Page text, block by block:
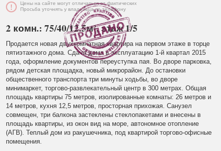
Цены на сайте могут отличаться от фактических
Просьба уточнять у владельца по телефону
2 комн.: 75/40/12.5м², этаж 1/5
Продается новая двухкомнатная квартира на первом этаже в торце
пятиэтажного дома. Сдача дома в эксплуатацию 1-й квартал 2015
года, оформление документов переуступка пая. Во дворе парковка,
рядом детская площадка, новый микрорайон. До остановки
общественного транспорта три минуты ходьбы, во дворе
минимаркет, торгово-развлекательный центр в 300 метрах. Общая
площадь квартиры 75 метров, изолированные комнаты: 26 метров и
14 метров, кухня 12,5 метров, просторная прихожая. Санузел
совмещен, три балкона застеклены стеклопакетами и внесены в
площадь квартиры, из окон вид на море, автономное отопление
(АГВ). Теплый дом из ракушечника, под квартирой торгово-офисные
помещения.